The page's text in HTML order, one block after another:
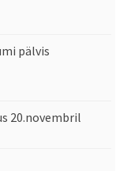
pälvis
20.novembril